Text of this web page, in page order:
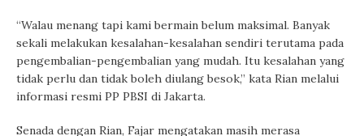
“Walau menang tapi kami bermain belum maksimal. Banyak
sekali melakukan kesalahan-kesalahan sendiri terutama pada
pengembalian-pengembalian yang mudah. Itu kesalahan yang
tidak perlu dan tidak boleh diulang besok,” kata Rian melalui
informasi resmi PP PBSI di Jakarta.
Senada dengan Rian, Fajar mengatakan masih merasa